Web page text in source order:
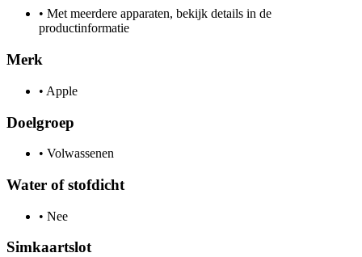
• Met meerdere apparaten, bekijk details in de
productinformatie
Merk
• Apple
Doelgroep
• Volwassenen
Water of stofdicht
• Nee
Simkaartslot